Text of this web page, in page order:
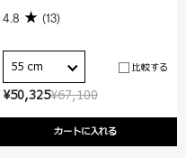
¥67,100
¥50,325
カートに入れる
4.8 (13)
55 cm 比較する